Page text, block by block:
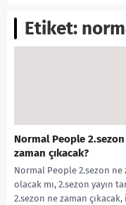
Etiket:
Normal People
zaman çıkacak?
Normal People 2.sezon ne
olacak mı, 2.sezon yayın
2.sezon ne zaman